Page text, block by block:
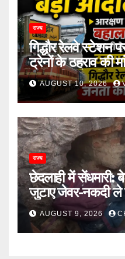
राज्य
गिद्धौर रेलवे स्टेशन
ट्रेनों के ठहराव की
उठी यात्रियों की
AUGUST 10, 2026
राज्य
छेदलाही में सेंधमारी:
जुटाए जेवर-नकदी ले
कोहराम
AUGUST 9, 2026